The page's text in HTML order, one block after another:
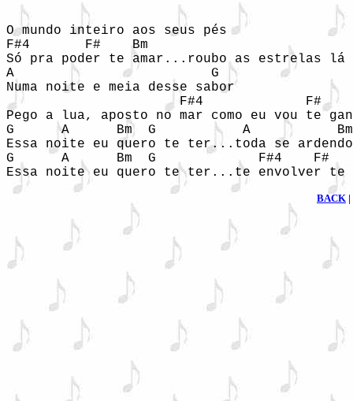
O mundo inteiro aos seus pés
F#4       F#    Bm
Só pra poder te amar...roubo as estrelas lá
A                         G
Numa noite e meia desse sabor
                      F#4             F#
Pego a lua, aposto no mar como eu vou te
G      A      Bm  G           A
Essa noite eu quero te ter...toda se
G      A      Bm  G             F#4    F#
Essa noite eu quero te ter...te envolver te
BACK |